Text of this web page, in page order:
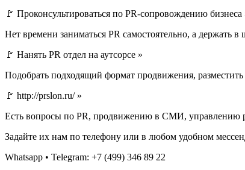
🚩 Проконсультироваться по PR-сопровождению бизнеса
Нет времени заниматься PR самостоятельно, а держать
🚩 Нанять PR отдел на аутсорсе »
Подобрать подходящий формат продвижения,
🚩 http://prslon.ru/ »
Есть вопросы по PR, продвижению в СМИ, управлению
Задайте их нам по телефону или в любом удобном
Whatsapp • Telegram: +7 (499) 346 89 22